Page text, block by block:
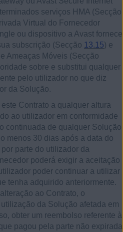
serviços HMA (Secção
Virtual do Fornecedor
ou dispositivo a Avast fornece
subscrição (Secção 13.15) e
Ameaças Móveis (Secção
sobre e substitui qualquer
pelo utilizador no que diz
da Solução.
Contrato a qualquer altura
ao utilizador em conformidade
continuada de qualquer Solução
menos 30 dias após a data do
parte do utilizador da
poderá exigir a aceitação
poder continuar a utilizar
tenha adquirido anteriormente.
ao Contrato, o
da Solução afetada em
obter um reembolso referente à
pagou pela parte não expirada